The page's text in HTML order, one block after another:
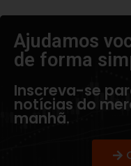
Ajudamos
de forma
Inscreva-se
notícias do
manhã.